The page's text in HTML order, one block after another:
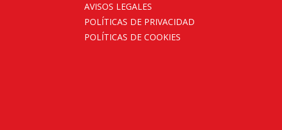
AVISOS LEGALES
POLÍTICAS DE PRIVACIDAD
POLÍTICAS DE COOKIES